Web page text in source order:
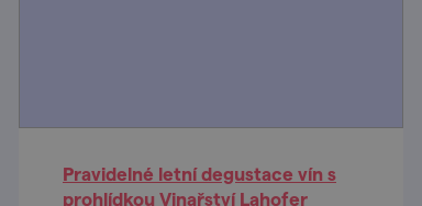
Pravidelné letní degustace vín s
prohlídkou Vinařství Lahofer